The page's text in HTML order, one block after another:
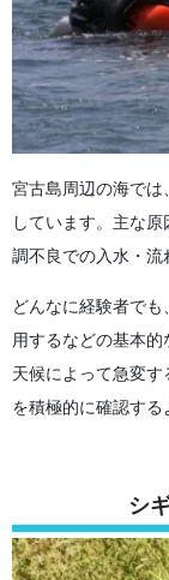
宮古島周辺の海で
しています。主な原
調不良での入水・流
どんなに経験者で
用するなどの基本
天候によって急変
を積極的に確認する
シ